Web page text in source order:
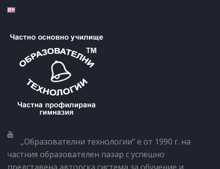
„Образователни технологии“ е от 1990 г. на
частния образователен пазар с успешно